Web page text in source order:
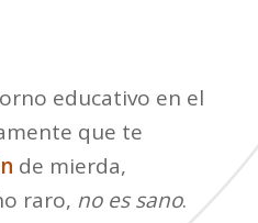
educativo en el
que te
de mierda,
raro, no es sano.